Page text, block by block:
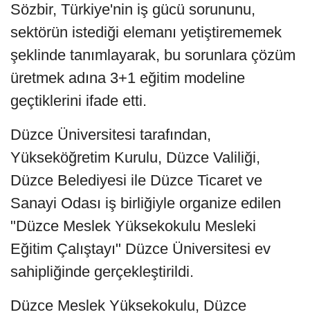
Sözbir, Türkiye'nin iş gücü sorununu,
sektörün istediği elemanı yetiştirememek
şeklinde tanımlayarak, bu sorunlara çözüm
üretmek adına 3+1 eğitim modeline
geçtiklerini ifade etti.
Düzce Üniversitesi tarafından,
Yükseköğretim Kurulu, Düzce Valiliği,
Düzce Belediyesi ile Düzce Ticaret ve
Sanayi Odası iş birliğiyle organize edilen
"Düzce Meslek Yüksekokulu Mesleki
Eğitim Çalıştayı" Düzce Üniversitesi ev
sahipliğinde gerçekleştirildi.
Düzce Meslek Yüksekokulu, Düzce